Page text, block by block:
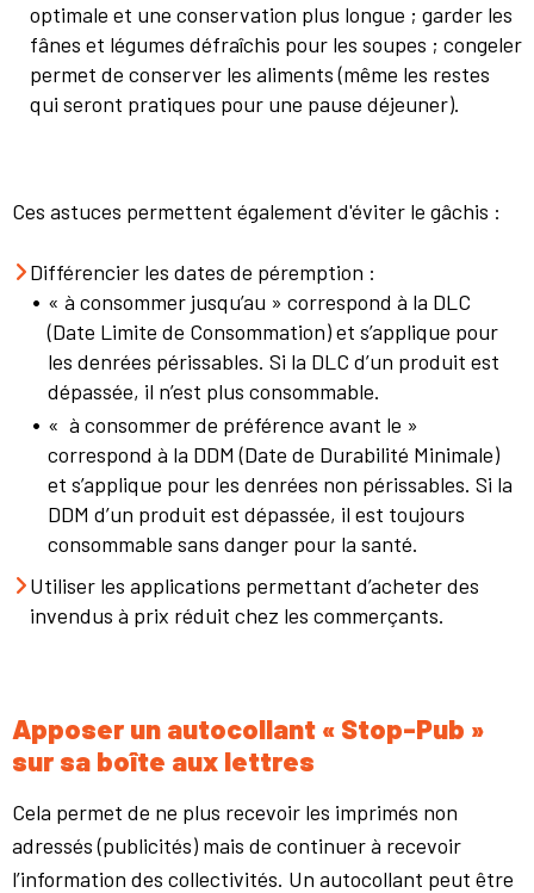
optimale et une conservation plus longue ; garder les
fânes et légumes défraîchis pour les soupes ; congeler
permet de conserver les aliments (même les restes
qui seront pratiques pour une pause déjeuner).
Ces astuces permettent également d'éviter le gâchis :
Différencier les dates de péremption :
« à consommer jusqu’au » correspond à la DLC
(Date Limite de Consommation) et s’applique pour
les denrées périssables. Si la DLC d’un produit est
dépassée, il n’est plus consommable.
« à consommer de préférence avant le »
correspond à la DDM (Date de Durabilité Minimale)
et s’applique pour les denrées non périssables. Si la
DDM d’un produit est dépassée, il est toujours
consommable sans danger pour la santé.
Utiliser les applications permettant d’acheter des
invendus à prix réduit chez les commerçants.
Apposer un autocollant « Stop-Pub »
sur sa boîte aux lettres
Cela permet de ne plus recevoir les imprimés non
adressés (publicités) mais de continuer à recevoir
l’information des collectivités. Un autocollant peut être